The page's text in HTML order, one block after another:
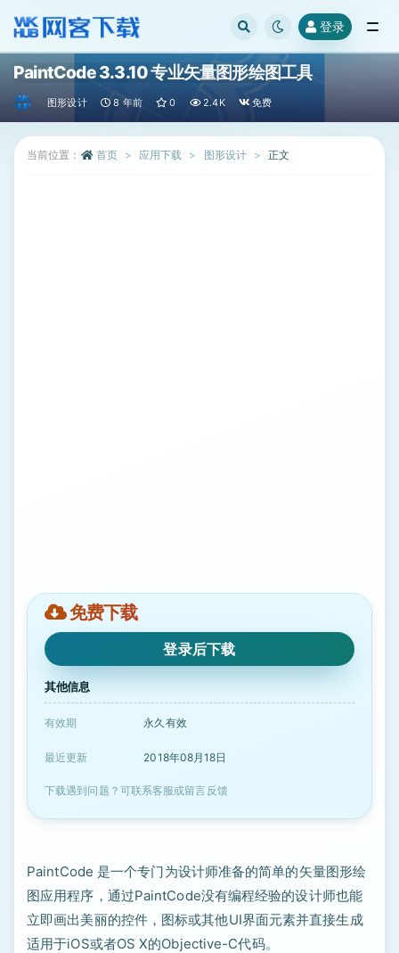
登录
PaintCode 3.3.10 专业矢量图形绘图工具
图形设计 8 年前 0 2.4K 免费
当前位置： 首页 应用下载 图形设计 正文
免费下载
登录后下载
其他信息
有效期 永久有效
最近更新 2018年08月18日
下载遇到问题？可联系客服或留言反馈
PaintCode 是一个专门为设计师准备的简单的矢量图形绘
图应用程序，通过PaintCode没有编程经验的设计师也能
立即画出美丽的控件，图标或其他UI界面元素并直接生成
适用于iOS或者OS X的Objective-C代码。
全部